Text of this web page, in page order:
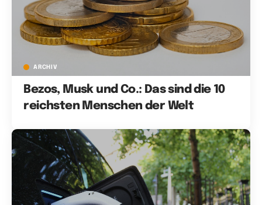
ARCHIV
Bezos, Musk und Co.: Das sind die 10
reichsten Menschen der Welt